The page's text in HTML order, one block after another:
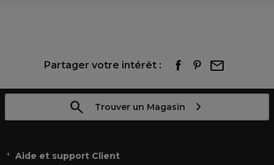
Partager votre intérêt :
Trouver un Magasin
Aide et support Client